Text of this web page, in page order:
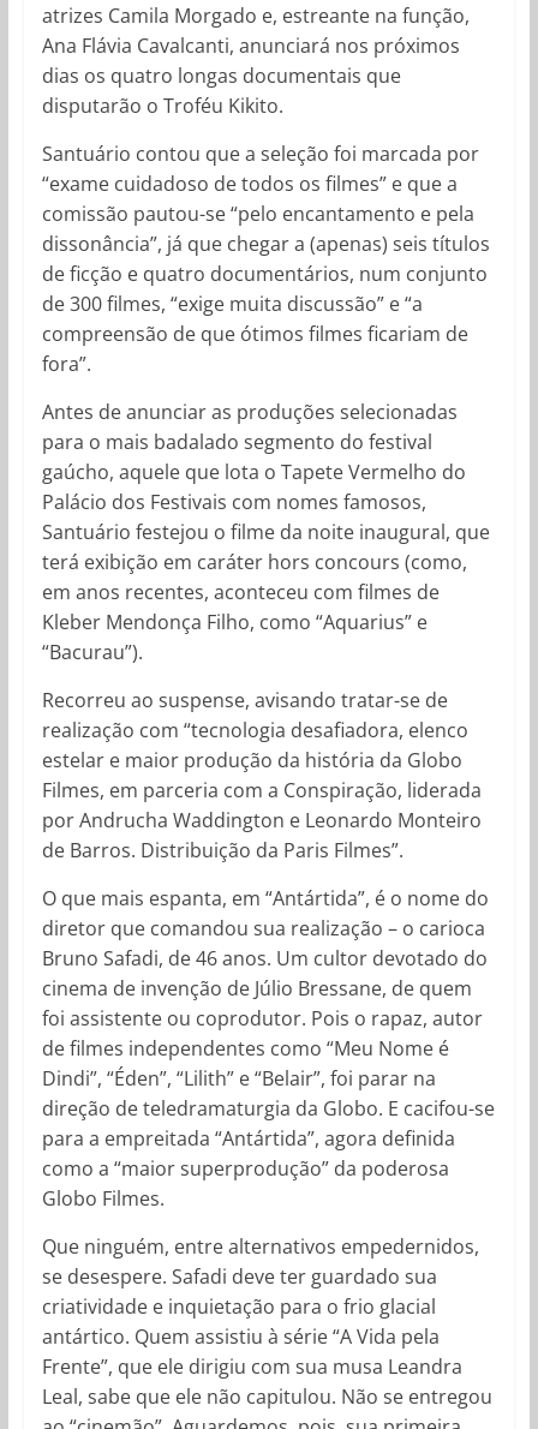
atrizes Camila Morgado e, estreante na função,
Ana Flávia Cavalcanti, anunciará nos próximos
dias os quatro longas documentais que
disputarão o Troféu Kikito.
Santuário contou que a seleção foi marcada por
“exame cuidadoso de todos os filmes” e que a
comissão pautou-se “pelo encantamento e pela
dissonância”, já que chegar a (apenas) seis títulos
de ficção e quatro documentários, num conjunto
de 300 filmes, “exige muita discussão” e “a
compreensão de que ótimos filmes ficariam de
fora”.
Antes de anunciar as produções selecionadas
para o mais badalado segmento do festival
gaúcho, aquele que lota o Tapete Vermelho do
Palácio dos Festivais com nomes famosos,
Santuário festejou o filme da noite inaugural, que
terá exibição em caráter hors concours (como,
em anos recentes, aconteceu com filmes de
Kleber Mendonça Filho, como “Aquarius” e
“Bacurau”).
Recorreu ao suspense, avisando tratar-se de
realização com “tecnologia desafiadora, elenco
estelar e maior produção da história da Globo
Filmes, em parceria com a Conspiração, liderada
por Andrucha Waddington e Leonardo Monteiro
de Barros. Distribuição da Paris Filmes”.
O que mais espanta, em “Antártida”, é o nome do
diretor que comandou sua realização – o carioca
Bruno Safadi, de 46 anos. Um cultor devotado do
cinema de invenção de Júlio Bressane, de quem
foi assistente ou coprodutor. Pois o rapaz, autor
de filmes independentes como “Meu Nome é
Dindi”, “Éden”, “Lilith” e “Belair”, foi parar na
direção de teledramaturgia da Globo. E cacifou-se
para a empreitada “Antártida”, agora definida
como a “maior superprodução” da poderosa
Globo Filmes.
Que ninguém, entre alternativos empedernidos,
se desespere. Safadi deve ter guardado sua
criatividade e inquietação para o frio glacial
antártico. Quem assistiu à série “A Vida pela
Frente”, que ele dirigiu com sua musa Leandra
Leal, sabe que ele não capitulou. Não se entregou